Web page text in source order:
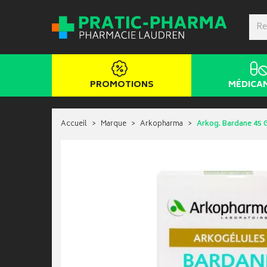
PROMOTIONS
Accueil Marque Arkopharma Arkog. Bardane 45